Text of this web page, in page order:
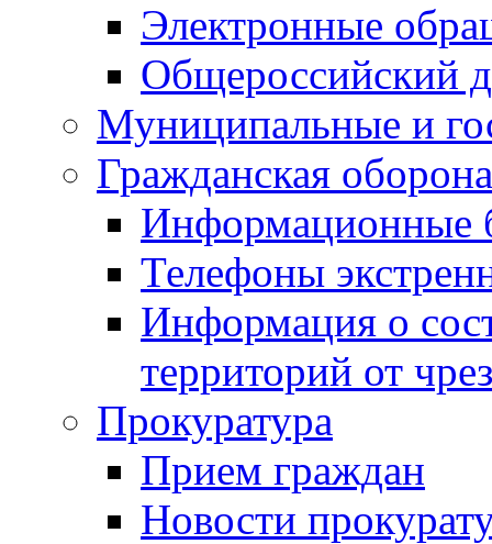
Электронные
Общероссийский
Муниципальные и
Гражданская
Информационные
Телефоны
Информация о
территорий от
Прокуратура
Прием граждан
Новости